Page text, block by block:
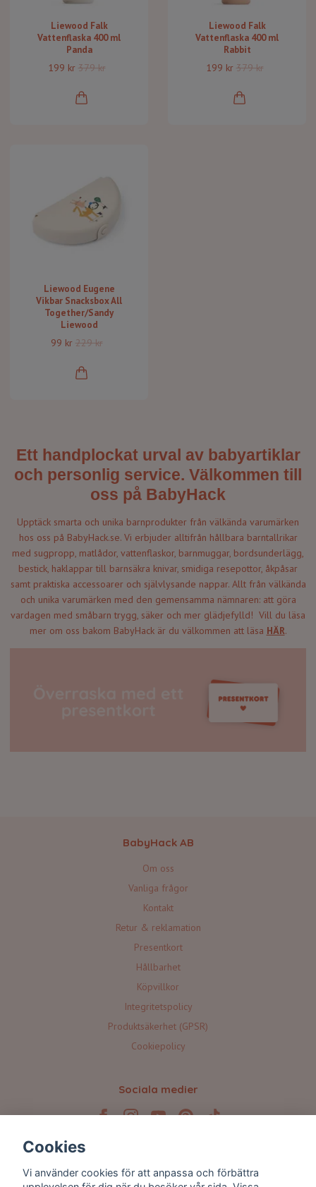
Liewood Falk
Vattenflaska 400 ml
Panda
199 kr 379 kr
Liewood Falk
Vattenflaska 400 ml
Rabbit
199 kr 379 kr
Liewood Eugene
Vikbar Snacksbox All
Together/Sandy
Liewood
99 kr 229 kr
Ett handplockat urval av babyartiklar
och personlig service. Välkommen till
oss på BabyHack
Upptäck smarta och unika barnprodukter från välkända varumärken
hos oss på BabyHack.se. Vi erbjuder alltifrån hållbara barntallrikar
med sugpropp, matlådor, vattenflaskor, barnmuggar, bordsunderlägg,
bestick, haklappar till barnsäkra knivar, smidiga resepottor, åkpåsar
samt praktiska accessoarer och självlysande nappar. Allt från välkända
och unika varumärken med den gemensamma nämnaren: att göra
vardagen med småbarn trygg, säker och mer glädjefylld! Vill du läsa
mer om oss bakom BabyHack är du välkommen att läsa HÄR.
BabyHack AB
Om oss
Vanliga frågor
Kontakt
Retur & reklamation
Presentkort
Hållbarhet
Köpvillkor
Integritetspolicy
Produktsäkerhet (GPSR)
Cookiepolicy
Sociala medier
Prenumerera på våra nyhetsbrev 💌
Cookies
Vi använder cookies för att anpassa och förbättra